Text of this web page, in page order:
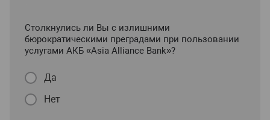
Столкнулись ли Вы с излишними
бюрократическими преградами при пользовании
услугами АКБ «Asia Alliance Bank»?
Да
Нет